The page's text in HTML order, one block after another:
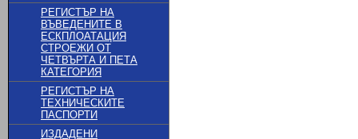
РЕГИСТЪР НА
ВЪВЕДЕНИТЕ В
ЕСКПЛОАТАЦИЯ
СТРОЕЖИ ОТ
ЧЕТВЪРТА И ПЕТА
КАТЕГОРИЯ
РЕГИСТЪР НА
ТЕХНИЧЕСКИТЕ
ПАСПОРТИ
ИЗДАДЕНИ